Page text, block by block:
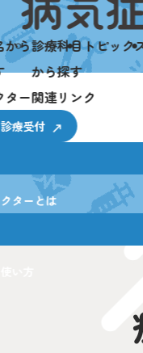
から診療科目
から探す
トピック
ター関連リンク
療受付
ターとは